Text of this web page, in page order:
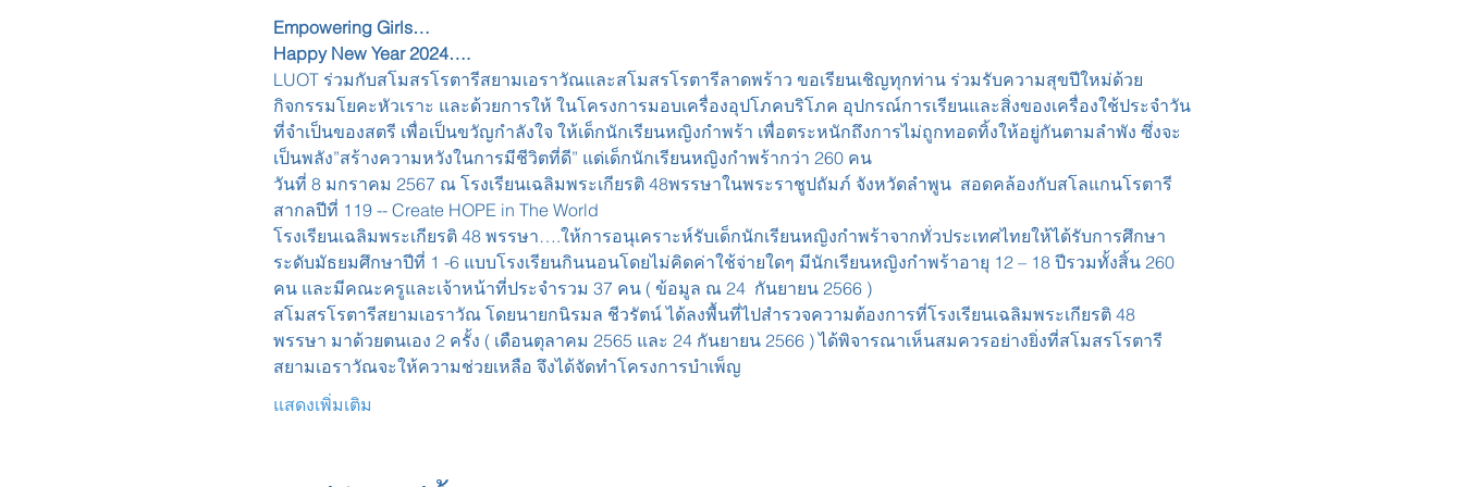
Empowering Girls…
Happy New Year 2024….
LUOT ร่วมกับสโมสรโรตารีสยามเอราวัณและสโมสรโรตารีลาดพร้าว ขอเรียนเชิญทุกท่าน ร่วมรับความสุขปีใหม่ด้วย
กิจกรรมโยคะหัวเราะ และด้วยการให้ ในโครงการมอบเครื่องอุปโภคบริโภค อุปกรณ์การเรียนและสิ่งของเครื่องใช้ประจำวัน
ที่จำเป็นของสตรี เพื่อเป็นขวัญกำลังใจ ให้เด็กนักเรียนหญิงกำพร้า เพื่อตระหนักถึงการไม่ถูกทอดทิ้งให้อยู่กันตามลำพัง ซึ่งจะ
เป็นพลัง”สร้างความหวังในการมีชีวิตที่ดี” แด่เด็กนักเรียนหญิงกำพร้ากว่า 260 คน
วันที่ 8 มกราคม 2567 ณ โรงเรียนเฉลิมพระเกียรติ 48พรรษาในพระราชูปถัมภ์ จังหวัดลำพูน  สอดคล้องกับสโลแกนโรตารี
สากลปีที่ 119 -- Create HOPE in The World
โรงเรียนเฉลิมพระเกียรติ 48 พรรษา….ให้การอนุเคราะห์รับเด็กนักเรียนหญิงกำพร้าจากทั่วประเทศไทยให้ได้รับการศึกษา
ระดับมัธยมศึกษาปีที่ 1 -6 แบบโรงเรียนกินนอนโดยไม่คิดค่าใช้จ่ายใดๆ มีนักเรียนหญิงกำพร้าอายุ 12 – 18 ปีรวมทั้งสิ้น 260
คน และมีคณะครูและเจ้าหน้าที่ประจำรวม 37 คน ( ข้อมูล ณ 24  กันยายน 2566 )
สโมสรโรตารีสยามเอราวัณ โดยนายกนิรมล ชีวรัตน์ ได้ลงพื้นที่ไปสำรวจความต้องการที่โรงเรียนเฉลิมพระเกียรติ 48
พรรษา มาด้วยตนเอง 2 ครั้ง ( เดือนตุลาคม 2565 และ 24 กันยายน 2566 ) ได้พิจารณาเห็นสมควรอย่างยิ่งที่สโมสรโรตารี
สยามเอราวัณจะให้ความช่วยเหลือ จึงได้จัดทำโครงการบำเพ็ญ
แสดงเพิ่มเติม